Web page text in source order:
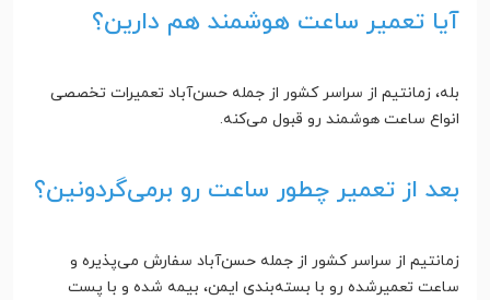
آیا تعمیر ساعت هوشمند هم دارین؟
بله، زمانتیم از سراسر کشور از جمله حسن‌آباد تعمیرات تخصصی
انواع ساعت هوشمند رو قبول می‌کنه.
بعد از تعمیر چطور ساعت رو برمی‌گردونین؟
زمانتیم از سراسر کشور از جمله حسن‌آباد سفارش می‌پذیره و
ساعت تعمیرشده رو با بسته‌بندی ایمن، بیمه شده و با پست